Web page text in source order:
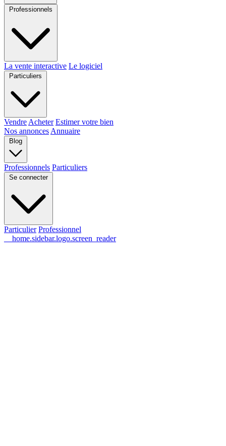
Professionnels
La vente interactive Le logiciel
Particuliers
Vendre Acheter Estimer votre bien
Nos annonces Annuaire
Blog
Professionnels Particuliers
Se connecter
Particulier Professionnel
__home.sidebar.logo.screen_reader